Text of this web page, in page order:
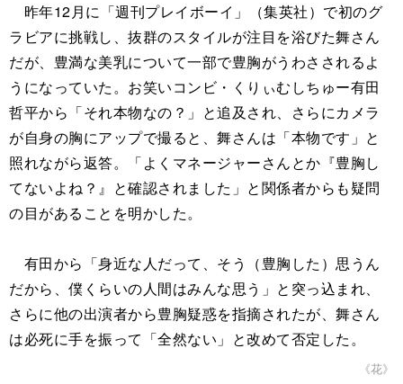
昨年12月に「週刊プレイボーイ」（集英社）で初のグ
ラビアに挑戦し、抜群のスタイルが注目を浴びた舞さん
だが、豊満な美乳について一部で豊胸がうわさされるよ
うになっていた。お笑いコンビ・くりぃむしちゅー有田
哲平から「それ本物なの？」と追及され、さらにカメラ
が自身の胸にアップで撮ると、舞さんは「本物です」と
照れながら返答。「よくマネージャーさんとか『豊胸し
てないよね？』と確認されました」と関係者からも疑問
の目があることを明かした。
有田から「身近な人だって、そう（豊胸した）思うん
だから、僕くらいの人間はみんな思う」と突っ込まれ、
さらに他の出演者から豊胸疑惑を指摘されたが、舞さん
は必死に手を振って「全然ない」と改めて否定した。
《花》